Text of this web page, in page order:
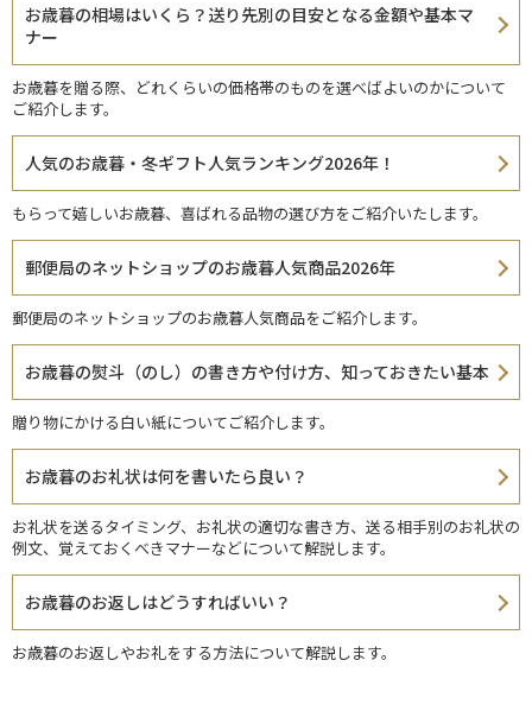
お歳暮の相場はいくら？送り先別の目安となる金額や基本マ
ナー
お歳暮を贈る際、どれくらいの価格帯のものを選べばよいのかについて
ご紹介します。
人気のお歳暮・冬ギフト人気ランキング2026年！
もらって嬉しいお歳暮、喜ばれる品物の選び方をご紹介いたします。
郵便局のネットショップのお歳暮人気商品2026年
郵便局のネットショップのお歳暮人気商品をご紹介します。
お歳暮の熨斗（のし）の書き方や付け方、知っておきたい基本
贈り物にかける白い紙についてご紹介します。
お歳暮のお礼状は何を書いたら良い？
お礼状を送るタイミング、お礼状の適切な書き方、送る相手別のお礼状の
例文、覚えておくべきマナーなどについて解説します。
お歳暮のお返しはどうすればいい？
お歳暮のお返しやお礼をする方法について解説します。